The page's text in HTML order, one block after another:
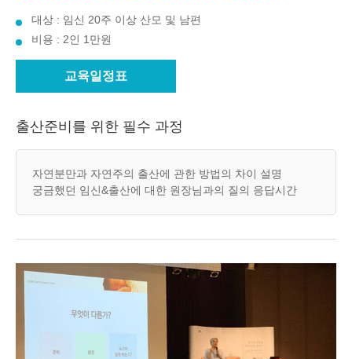
대상 : 임신 20주 이상 산모 및 남편
비용 : 2인 1만원
교육일정표
출산준비를 위한 필수 과정
자연분만과 자연주의 출산에 관한 방법의 차이 설명
궁금했던 임신&출산에 대한 원장님과의 질의 응답시간